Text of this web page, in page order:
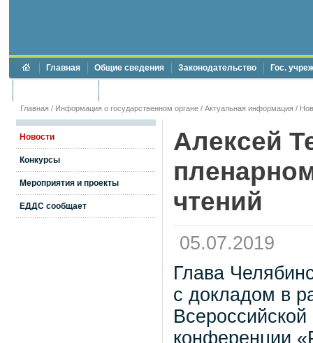
Главная Общие сведения Законодательство Гос.
Главная / Информация о государственном органе / Актуальная информация /
Новости
Конкурсы
Мероприятия и проекты
ЕДДС сообщает
Алексей
чтений
05.07.2019
Глава
с докладом в
Всероссийской
конференции